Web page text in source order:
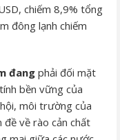
chiếm 8,9% tổng
đông lạnh chiếm
đangphải đối mặt
bền vững của
môi trường của
đề về rào cản chất